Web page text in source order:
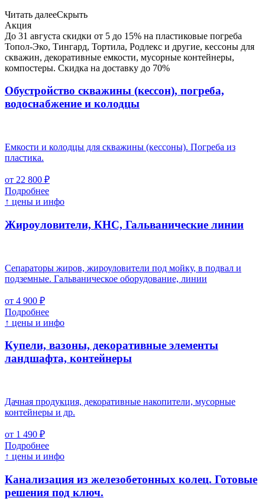
Читать далееСкрыть
Акция
До 31 августа скидки от 5 до 15% на пластиковые погреба
Топол-Эко, Тингард, Тортила, Родлекс и другие, кессоны для
скважин, декоративные емкости, мусорные контейнеры,
компостеры. Скидка на доставку до 70%
Обустройство скважины (кессон), погреба,
водоснабжение и колодцы
Емкости и колодцы для скважины (кессоны). Погреба из
пластика.
от 22 800 ₽
Подробнее
↑ цены и инфо
Жироуловители, КНС, Гальванические линии
Сепараторы жиров, жироуловители под мойку, в подвал и
подземные. Гальваническое оборудование, линии
от 4 900 ₽
Подробнее
↑ цены и инфо
Купели, вазоны, декоративные элементы
ландшафта, контейнеры
Дачная продукция, декоративные накопители, мусорные
контейнеры и др.
от 1 490 ₽
Подробнее
↑ цены и инфо
Канализация из железобетонных колец. Готовые
решения под ключ.